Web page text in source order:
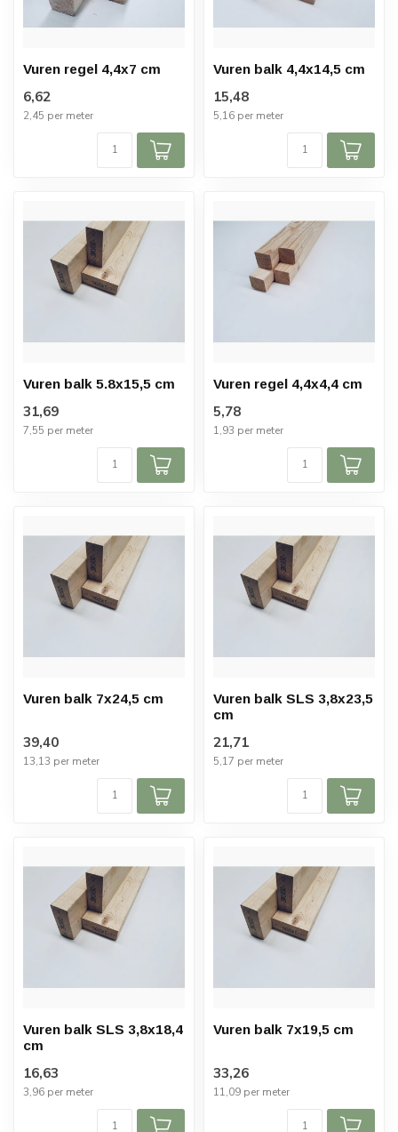
Vuren regel 4,4x7 cm
6,62
2,45 per meter
Vuren balk 4,4x14,5 cm
15,48
5,16 per meter
Vuren balk 5.8x15,5 cm
31,69
7,55 per meter
Vuren regel 4,4x4,4 cm
5,78
1,93 per meter
Vuren balk 7x24,5 cm
39,40
13,13 per meter
Vuren balk SLS 3,8x23,5
cm
21,71
5,17 per meter
Vuren balk SLS 3,8x18,4
cm
16,63
3,96 per meter
Vuren balk 7x19,5 cm
33,26
11,09 per meter